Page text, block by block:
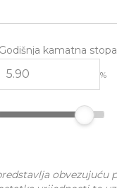
Godišnja kamatna
%
obvezujuću